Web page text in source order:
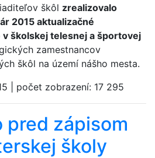
škôl zrealizovalo
2015 aktualizačné
v školskej telesnej a športovej
zamestnancov
škôl na území nášho mesta.
počet zobrazení: 17 295
pred zápisom
školy